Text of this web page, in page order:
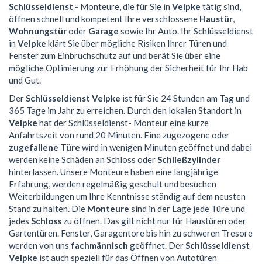
Schlüsseldienst - Monteure, die für Sie in Velpke tätig sind,
öffnen schnell und kompetent Ihre verschlossene Haustür,
Wohnungstüroder Garage sowie Ihr Auto. Ihr Schlüsseldienst
in Velpke klärt Sie über mögliche Risiken Ihrer Türen und
Fenster zum Einbruchschutz auf und berät Sie über eine
mögliche Optimierung zur Erhöhung der Sicherheit für Ihr Hab
und Gut.
DerSchlüsseldienst Velpke ist für Sie 24 Stunden am Tag und
365 Tage im Jahr zu erreichen. Durch den lokalen Standort in
Velpke hat der Schlüsseldienst- Monteur eine kurze
Anfahrtszeit von rund 20 Minuten. Eine zugezogene oder
zugefallene Türe wird in wenigen Minuten geöffnet und dabei
werden keine Schäden an Schloss oderSchließzylinder
hinterlassen. Unsere Monteure haben eine langjährige
Erfahrung, werden regelmäßig geschult und besuchen
Weiterbildungen um Ihre Kenntnisse ständig auf dem neusten
Stand zu halten. Die Monteure sind in der Lage jede Türe und
jedes Schloss zu öffnen. Das gilt nicht nur für Haustüren oder
Gartentüren. Fenster, Garagentore bis hin zu schweren Tresore
werden von uns fachmännisch geöffnet. DerSchlüsseldienst
Velpke ist auch speziell für das Öffnen von Autotüren